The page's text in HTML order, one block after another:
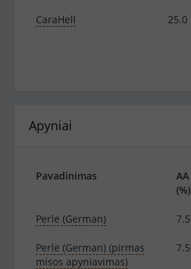
CaraHell 25.0
Apyniai
Pavadinimas
AA
(%)
Perle (German) 7.5
Perle (German) (pirmas
misos apyniavimas)
7.5